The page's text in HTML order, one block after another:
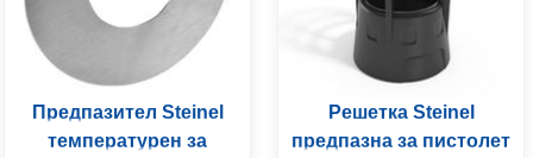
Предпазител Steinel
температурен за
Решетка Steinel
предпазна за пистолет